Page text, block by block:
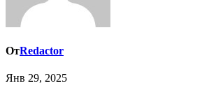
ОтRedactor
Янв 29, 2025